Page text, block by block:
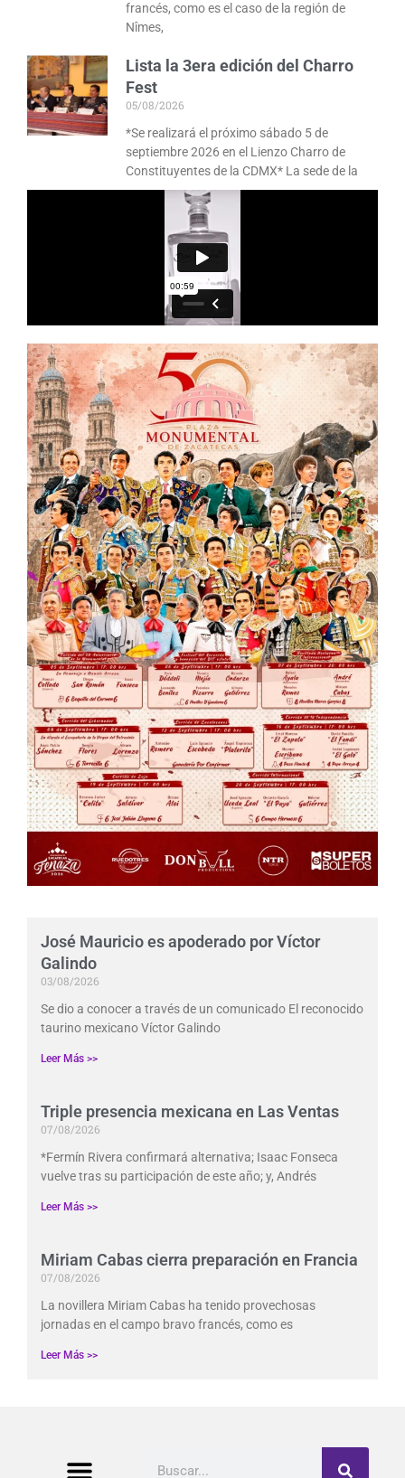
José Mauricio es apoderado por Víctor
Galindo
03/08/2026
Se dio a conocer a través de un comunicado El reconocido
taurino mexicano Víctor Galindo
Leer Más >>
Triple presencia mexicana en Las Ventas
07/08/2026
*Fermín Rivera confirmará alternativa; Isaac Fonseca
vuelve tras su participación de este año; y, Andrés
Leer Más >>
Miriam Cabas cierra preparación en Francia
07/08/2026
La novillera Miriam Cabas ha tenido provechosas
jornadas en el campo bravo francés, como es
Leer Más >>
francés, como es el caso de la región de
Nîmes,
Lista la 3era edición del Charro
Fest
05/08/2026
*Se realizará el próximo sábado 5 de
septiembre 2026 en el Lienzo Charro de
Constituyentes de la CDMX* La sede de la